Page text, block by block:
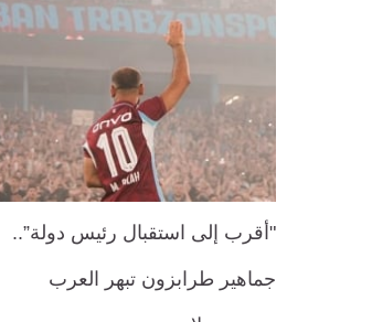
"أقرب إلى استقبال رئيس دولة”..
جماهير طرابزون تبهر العرب